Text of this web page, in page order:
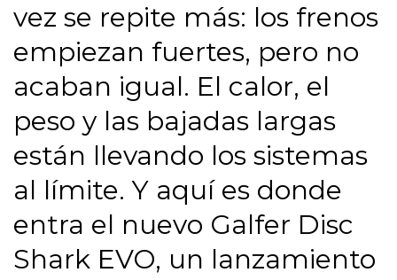
vez se repite más: los frenos
empiezan fuertes, pero no
acaban igual. El calor, el
peso y las bajadas largas
están llevando los sistemas
al límite. Y aquí es donde
entra el nuevo Galfer Disc
Shark EVO, un lanzamiento